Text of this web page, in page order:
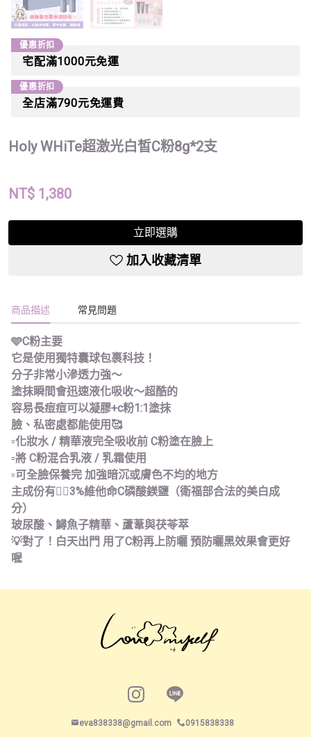
優惠折扣
宅配滿1000元免運
優惠折扣
全店滿790元免運費
Holy WHiTe超激光白皙C粉8g*2支
NT$ 1,380
立即選購
加入收藏清單
商品描述 常見問題
🩵C粉主要
它是使用獨特囊球包裹科技！
分子非常小滲透力強～
塗抹瞬間會迅速液化吸收～超酷的
容易長痘痘可以凝膠+c粉1:1塗抹
臉、私密處都能使用🥰
▫️化妝水 / 精華液完全吸收前 C粉塗在臉上
▫️將 C粉混合乳液 / 乳霜使用
▫️可全臉保養完 加強暗沉或膚色不均的地方
主成份有👉🏻3%維他命C磷酸鎂鹽（衛福部合法的美白成
分）
玻尿酸、鱘魚子精華、蘆葦與茯苓萃
💡對了！白天出門 用了C粉再上防曬 預防曬黑效果會更好
喔
Instagram page
Line page
eva838338@gmail.com 0915838338